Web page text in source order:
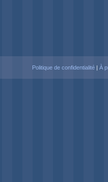
Politique de confidentialité À